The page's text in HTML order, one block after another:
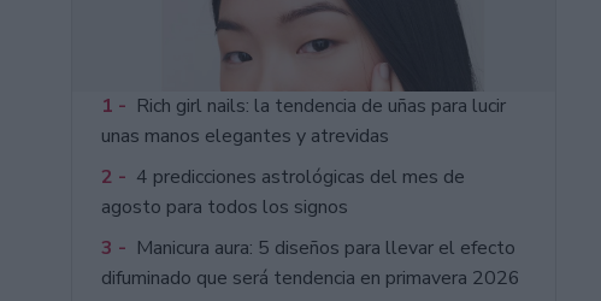
1 - Rich girl nails: la tendencia de uñas para lucir
unas manos elegantes y atrevidas
2 - 4 predicciones astrológicas del mes de
agosto para todos los signos
3 - Manicura aura: 5 diseños para llevar el efecto
difuminado que será tendencia en primavera 2026